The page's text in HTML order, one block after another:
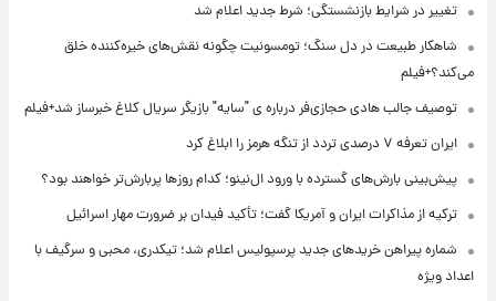
تغییر در شرایط بازنشستگی؛ شرط جدید اعلام شد
شاهکار طبیعت در دل سنگ؛ تومسونیت چگونه نقش‌های خیره‌کننده خلق
می‌کند؟+فیلم
توصیف جالب هادی حجازی‌فر درباره ی "سایه" بازیگر سریال کلاغ خبرساز شد+فیلم
ایران تعرفه ۷ درصدی تردد از تنگه هرمز را ابلاغ کرد
پیش‌بینی بارش‌های گسترده با ورود ال‌نینو؛ کدام روزها پربارش‌تر خواهند بود؟
ترکیه از مذاکرات ایران و آمریکا گفت؛ تأکید فیدان بر ضرورت مهار اسرائیل
شماره پیراهن خریدهای جدید پرسپولیس اعلام شد؛ تیکدری، محبی و سرگیف با
اعداد ویژه